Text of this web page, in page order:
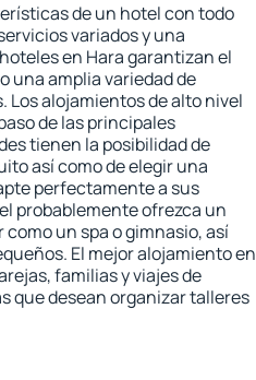
de un hotel con todo
variados y una
en Hara garantizan el
una amplia variedad de
Los alojamientos de alto nivel
de las principales
tienen la posibilidad de
así como de elegir una
perfectamente a sus
probablemente ofrezca un
un spa o gimnasio, así
El mejor alojamiento en
familias y viajes de
que desean organizar talleres